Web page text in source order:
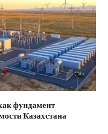
фундамент
Казахстана